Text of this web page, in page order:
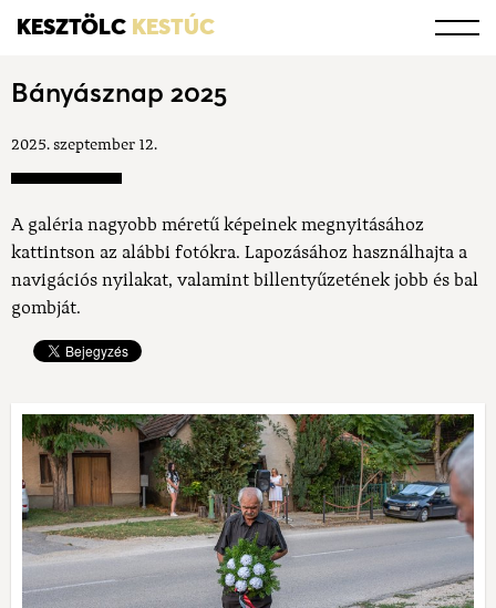
KESZTÖLC KESTÚC
Bányásznap 2025
2025. szeptember 12.
A galéria nagyobb méretű képeinek megnyitásához
kattintson az alábbi fotókra. Lapozásához használhajta a
navigációs nyilakat, valamint billentyűzetének jobb és bal
gombját.